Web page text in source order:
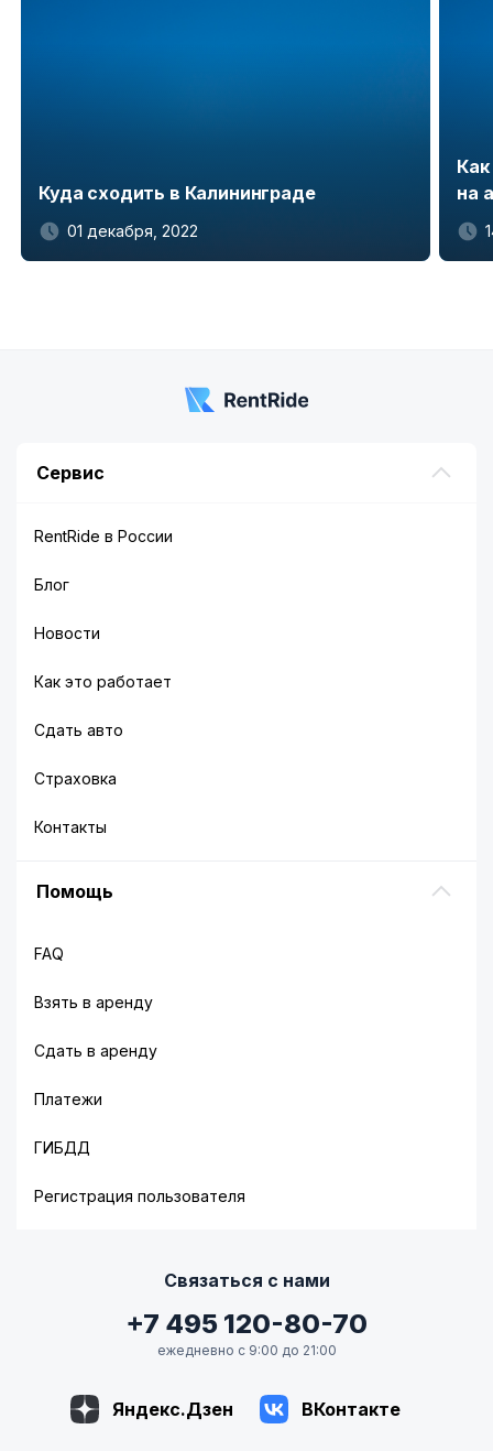
Куда сходить в Калининграде
01 декабря, 2022
на
Сервис
RentRide в России
Блог
Новости
Как это работает
Сдать авто
Страховка
Контакты
Помощь
FAQ
Взять в аренду
Сдать в аренду
Платежи
ГИБДД
Регистрация пользователя
Связаться с нами
+7 495 120-80-70
ежедневно с 9:00 до 21:00
Яндекс.Дзен ВКонтакте